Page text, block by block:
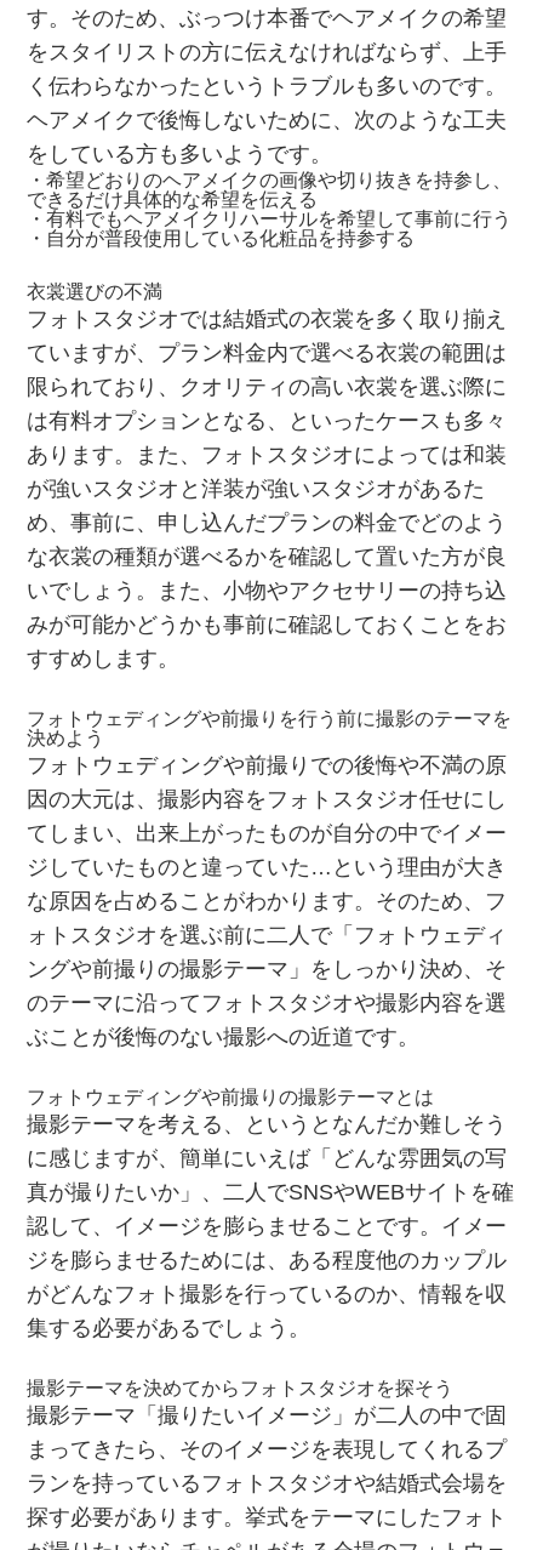
す。そのため、ぶっつけ本番でヘアメイクの希望
をスタイリストの方に伝えなければならず、上手
く伝わらなかったというトラブルも多いのです。
ヘアメイクで後悔しないために、次のような工夫
をしている方も多いようです。
・希望どおりのヘアメイクの画像や切り抜きを持参し、
できるだけ具体的な希望を伝える
・有料でもヘアメイクリハーサルを希望して事前に行う
・自分が普段使用している化粧品を持参する
衣裳選びの不満
フォトスタジオでは結婚式の衣裳を多く取り揃え
ていますが、プラン料金内で選べる衣裳の範囲は
限られており、クオリティの高い衣裳を選ぶ際に
は有料オプションとなる、といったケースも多々
あります。また、フォトスタジオによっては和装
が強いスタジオと洋装が強いスタジオがあるた
め、事前に、申し込んだプランの料金でどのよう
な衣裳の種類が選べるかを確認して置いた方が良
いでしょう。また、小物やアクセサリーの持ち込
みが可能かどうかも事前に確認しておくことをお
すすめします。
フォトウェディングや前撮りを行う前に撮影のテーマを
決めよう
フォトウェディングや前撮りでの後悔や不満の原
因の大元は、撮影内容をフォトスタジオ任せにし
てしまい、出来上がったものが自分の中でイメー
ジしていたものと違っていた…という理由が大き
な原因を占めることがわかります。そのため、フ
ォトスタジオを選ぶ前に二人で「フォトウェディ
ングや前撮りの撮影テーマ」をしっかり決め、そ
のテーマに沿ってフォトスタジオや撮影内容を選
ぶことが後悔のない撮影への近道です。
フォトウェディングや前撮りの撮影テーマとは
撮影テーマを考える、というとなんだか難しそう
に感じますが、簡単にいえば「どんな雰囲気の写
真が撮りたいか」、二人でSNSやWEBサイトを確
認して、イメージを膨らませることです。イメー
ジを膨らませるためには、ある程度他のカップル
がどんなフォト撮影を行っているのか、情報を収
集する必要があるでしょう。
撮影テーマを決めてからフォトスタジオを探そう
撮影テーマ「撮りたいイメージ」が二人の中で固
まってきたら、そのイメージを表現してくれるプ
ランを持っているフォトスタジオや結婚式会場を
探す必要があります。挙式をテーマにしたフォト